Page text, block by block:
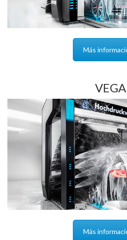
Más
VEGA
Más